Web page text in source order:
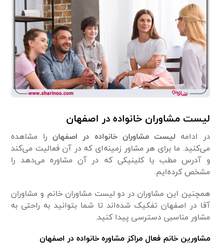
لیست مشاوران خانواده در اصفهان
در ادامه لیست مشاوران خانواده در اصفهان را مشاهده
می‌کنید. ما برای هر مشاور زمینه‌ای که در آن فعالیت می‌کند
و آدرس مطب یا کلینیکی که در آن مشاوره می‌دهد را
مشخص کرده‌ایم.
همچنین این مشاوران در دو لیست مشاوران خانم و مشاوران
آقا در اصفهان تفکیک شده‌اند تا شما بتوانید به راحتی به
مشاور مناسبی دسترسی پیدا کنید.
مشاورین خانم فعال مراکز مشاوره خانواده در اصفهان